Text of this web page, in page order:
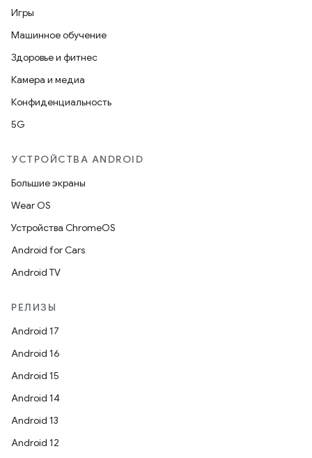
Игры
Машинное обучение
Здоровье и фитнес
Камера и медиа
Конфиденциальность
5G
УСТРОЙСТВА ANDROID
Большие экраны
Wear OS
Устройства ChromeOS
Android for Cars
Android TV
РЕЛИЗЫ
Android 17
Android 16
Android 15
Android 14
Android 13
Android 12